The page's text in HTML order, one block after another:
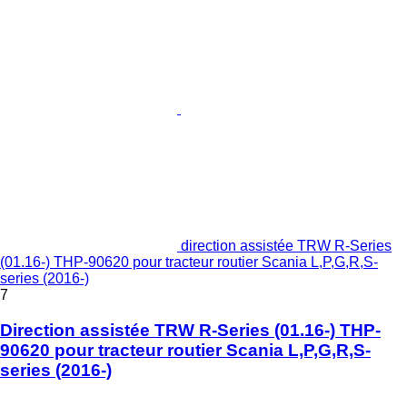
direction assistée TRW R-Series
(01.16-) THP-90620 pour tracteur routier Scania L,P,G,R,S-
series (2016-)
7
Direction assistée TRW R-Series (01.16-) THP-
90620 pour tracteur routier Scania L,P,G,R,S-
series (2016-)